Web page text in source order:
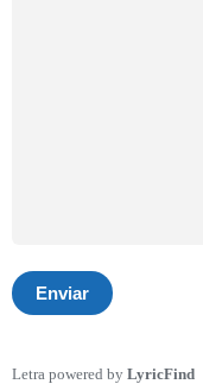
Letra powered by LyricFind